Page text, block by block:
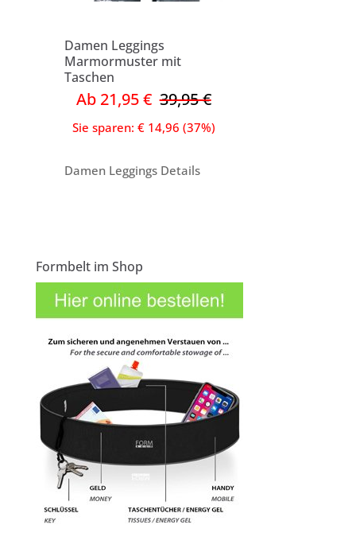
Damen Leggings
Marmormuster mit
Taschen
Ab 21,95 €39,95 €
Sie sparen: € 14,96 (37%)
Damen Leggings Details
Formbelt im Shop